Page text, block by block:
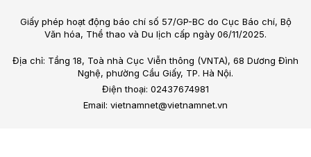
Giấy phép hoạt động báo chí số 57/GP-BC do Cục Báo chí, Bộ
Văn hóa, Thể thao và Du lịch cấp ngày 06/11/2025.
Địa chỉ: Tầng 18, Toà nhà Cục Viễn thông (VNTA), 68 Dương Đình
Nghệ, phường Cầu Giấy, TP. Hà Nội.
Điện thoại: 02437674981
Email: vietnamnet@vietnamnet.vn